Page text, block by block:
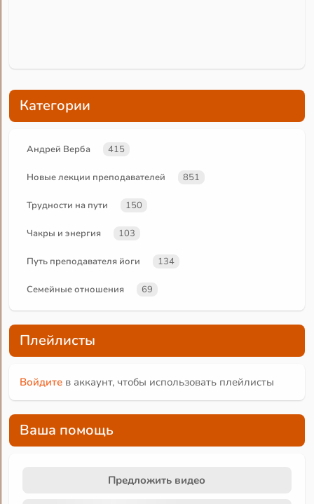
Категории
Андрей Верба 415
Новые лекции преподавателей 851
Трудности на пути 150
Чакры и энергия 103
Путь преподавателя йоги 134
Семейные отношения 69
Плейлисты
Войдите в аккаунт, чтобы использовать плейлисты
Ваша помощь
Предложить видео